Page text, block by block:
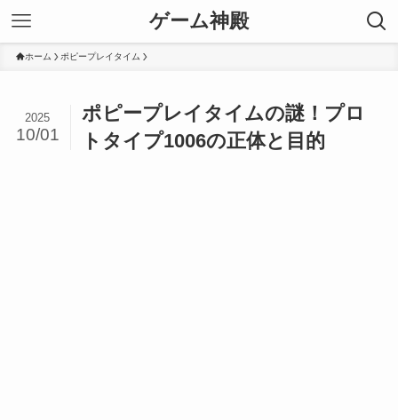
ゲーム神殿
ホーム ポピープレイタイム
ポピープレイタイムの謎！プロ
トタイプ1006の正体と目的
2025
10/01